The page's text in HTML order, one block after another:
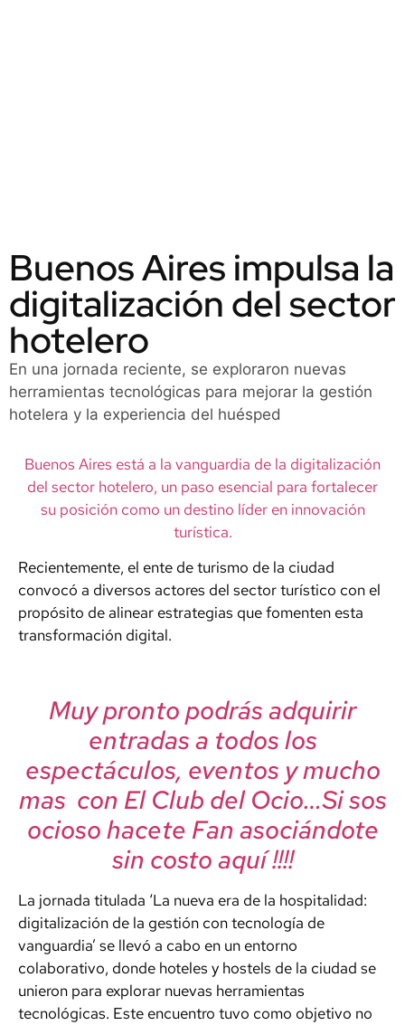
Buenos Aires impulsa la
digitalización del sector
hotelero
En una jornada reciente, se exploraron nuevas
herramientas tecnológicas para mejorar la gestión
hotelera y la experiencia del huésped
Buenos Aires está a la vanguardia de la digitalización
del sector hotelero, un paso esencial para fortalecer
su posición como un destino líder en innovación
turística.
Recientemente, el ente de turismo de la ciudad
convocó a diversos actores del sector turístico con el
propósito de alinear estrategias que fomenten esta
transformación digital.
Muy pronto podrás adquirir
entradas a todos los
espectáculos, eventos y mucho
mas con El Club del Ocio…Si sos
ocioso hacete Fan asociándote
sin costo aquí !!!!
La jornada titulada ‘La nueva era de la hospitalidad:
digitalización de la gestión con tecnología de
vanguardia’ se llevó a cabo en un entorno
colaborativo, donde hoteles y hostels de la ciudad se
unieron para explorar nuevas herramientas
tecnológicas. Este encuentro tuvo como objetivo no